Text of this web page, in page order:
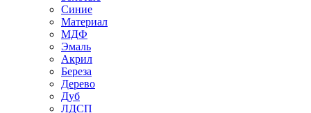
Синие
Материал
МДФ
Эмаль
Акрил
Береза
Дерево
Дуб
ЛДСП